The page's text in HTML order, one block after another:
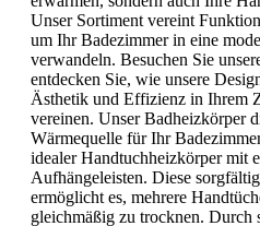
Unser Sortiment vereint
um Ihr Badezimmer in eine
verwandeln. Besuchen Sie
entdecken Sie, wie unsere
Ästhetik und Effizienz in Ihrem
vereinen. Unser Badheizkörper
Wärmequelle für Ihr
idealer Handtuchheizkörper mit
Aufhängeleisten. Diese
ermöglicht es, mehrere
gleichmäßig zu trocknen. Durch